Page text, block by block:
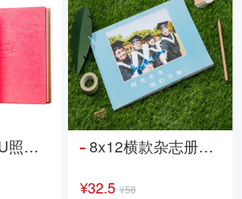
8x12横款杂志册26p
¥32.5 ¥58